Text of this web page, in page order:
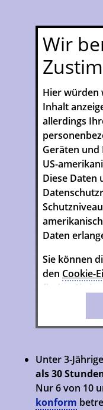
Wir
Hier würden
Inhalt
allerdings
Geräten
US-
Diese Daten
Daten
Sie können
den Cookie-
finden Sie in
Unter 3-
als 30
Nur 6 von 10
konform